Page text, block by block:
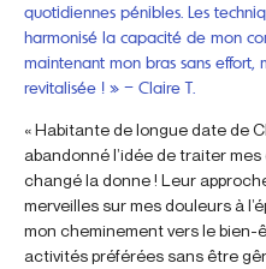
quotidiennes pénibles. Les
harmonisé la capacité de mon
maintenant mon bras sans
revitalisée ! » – Claire T.
« Habitante de longue date de
abandonné l’idée de traiter mes
changé la donne ! Leur
merveilles sur mes douleurs à
mon cheminement vers le
activités préférées sans être